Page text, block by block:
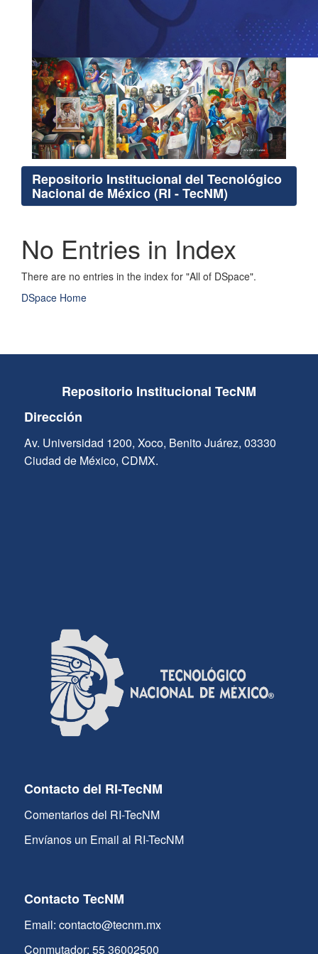
Repositorio Institucional del Tecnológico
Nacional de México (RI - TecNM)
No Entries in Index
There are no entries in the index for "All of DSpace".
DSpace Home
Repositorio Institucional TecNM
Dirección
Av. Universidad 1200, Xoco, Benito Juárez, 03330
Ciudad de México, CDMX.
Contacto del RI-TecNM
Comentarios del RI-TecNM
Envíanos un Email al RI-TecNM
Contacto TecNM
Email: contacto@tecnm.mx
Conmutador: 55 36002500